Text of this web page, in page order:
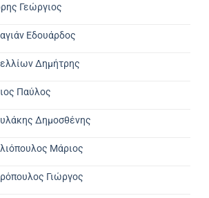
Γεώργιος
Εδουάρδος
Δημήτρης
Παύλος
Δημοσθένης
Μάριος
Γιώργος